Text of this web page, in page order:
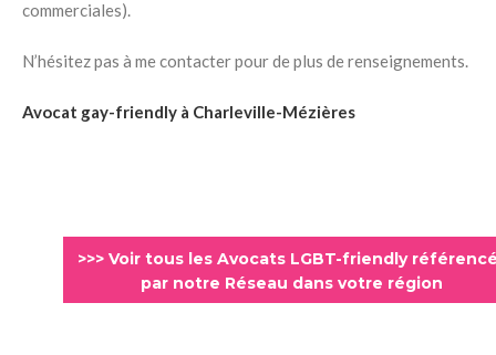
commerciales).
N’hésitez pas à me contacter pour de plus de renseignements.
Avocat gay-friendly à Charleville-Mézières
>>> Voir tous les Avocats LGBT-friendly
par notre Réseau dans votre région